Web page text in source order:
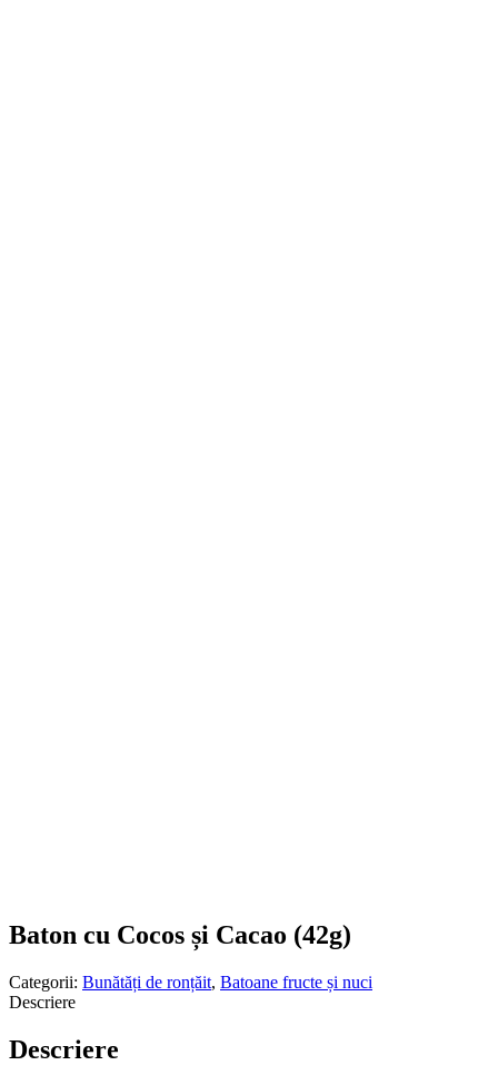
Baton cu Cocos și Cacao (42g)
Categorii: Bunătăți de ronțăit, Batoane fructe și nuci
Descriere
Descriere